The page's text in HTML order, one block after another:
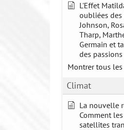
L'Effet
oubliées
Johnson,
Tharp,
Germain et
des passions
Montrer tous
Climat
La nouvelle
Comment
satellites